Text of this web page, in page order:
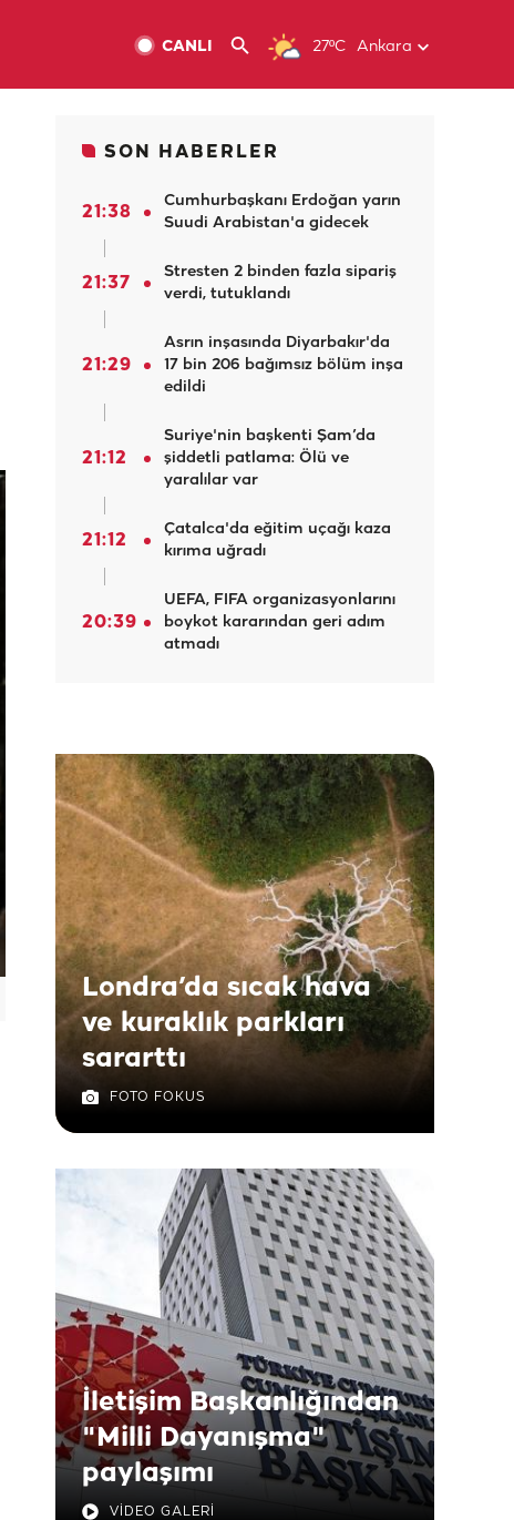
27ºC Ankara
CANLI
SON HABERLER
21:38
Cumhurbaşkanı Erdoğan yarın
Suudi Arabistan'a gidecek
21:37
Stresten 2 binden fazla sipariş
verdi, tutuklandı
21:29
Asrın inşasında Diyarbakır'da
17 bin 206 bağımsız bölüm inşa
edildi
21:12
Suriye'nin başkenti Şam’da
şiddetli patlama: Ölü ve
yaralılar var
21:12
Çatalca'da eğitim uçağı kaza
kırıma uğradı
20:39
UEFA, FIFA organizasyonlarını
boykot kararından geri adım
atmadı
Londra’da sıcak hava
ve kuraklık parkları
sararttı
FOTO FOKUS
İletişim Başkanlığından
"Milli Dayanışma"
paylaşımı
VİDEO GALERİ